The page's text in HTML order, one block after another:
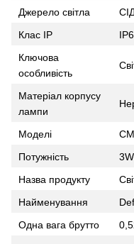
Джерело світла
Клас IP
Ключова
особливість
Матеріал корпусу
лампи
Моделі
Потужність
Назва продукту
Найменування
Одна вага брутто